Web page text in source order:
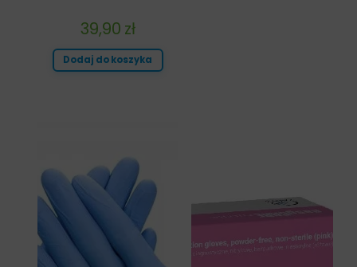
39,90 zł
Dodaj do koszyka